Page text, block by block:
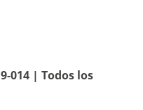
014 | Todos los